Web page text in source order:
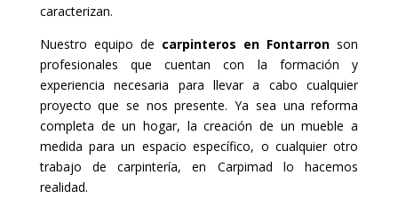
caracterizan.
Nuestro equipo de carpinteros en Fontarronson
profesionales que cuentan con la formación y
experiencia necesaria para llevar a cabo cualquier
proyecto que se nos presente. Ya sea una reforma
completa de un hogar, la creación de un mueble a
medida para un espacio específico, o cualquier otro
trabajo de carpintería, en Carpimad lo hacemos
realidad.